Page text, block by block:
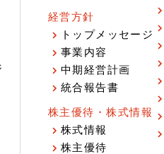
経営方針
トップメッセージ
事業内容
中期経営計画
統合報告書
株主優待・株式情報
株式情報
株主優待